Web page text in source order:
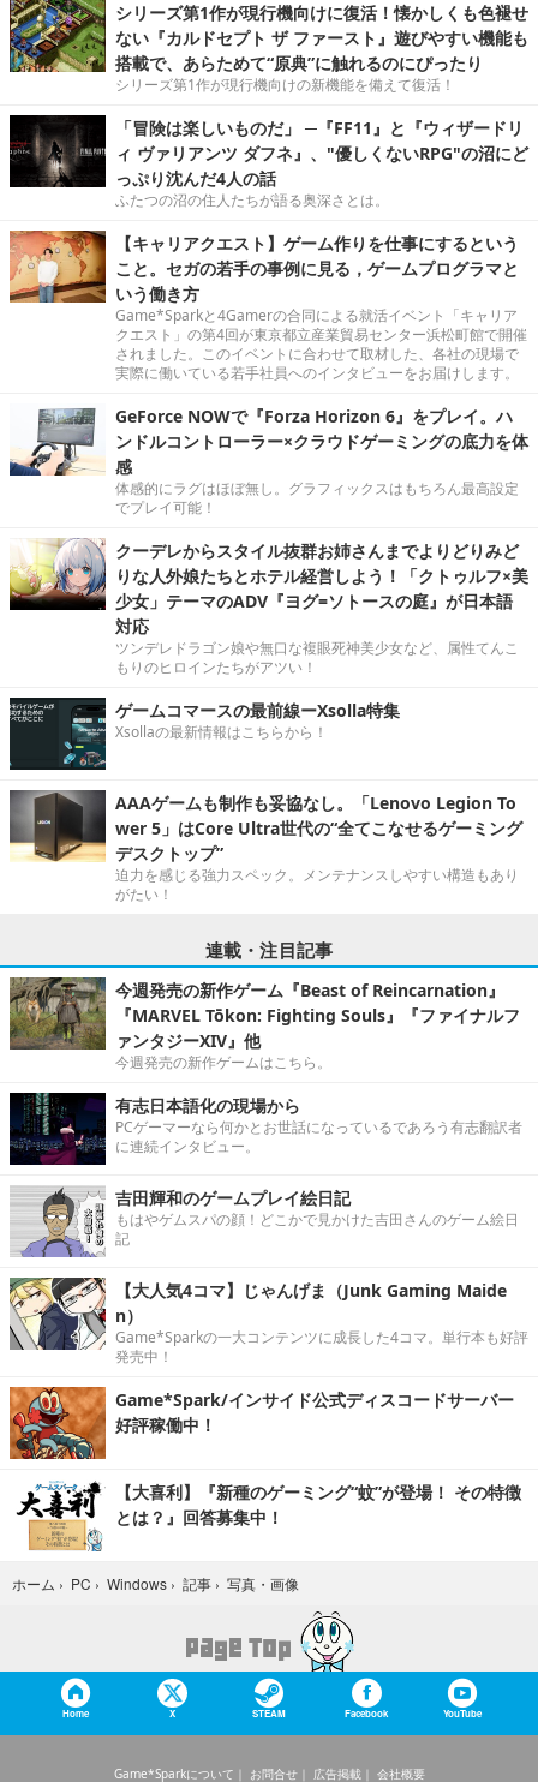
シリーズ第1作が現行機向けに復活！懐かしくも色褪せ
ない『カルドセプト ザ ファースト』遊びやすい機能も
搭載で、あらためて“原典”に触れるのにぴったり
シリーズ第1作が現行機向けの新機能を備えて復活！
「冒険は楽しいものだ」 ─『FF11』と『ウィザードリ
ィ ヴァリアンツ ダフネ』、"優しくないRPG"の沼にど
っぷり沈んだ4人の話
ふたつの沼の住人たちが語る奥深さとは。
【キャリアクエスト】ゲーム作りを仕事にするという
こと。セガの若手の事例に見る，ゲームプログラマと
いう働き方
Game*Sparkと4Gamerの合同による就活イベント「キャリア
クエスト」の第4回が東京都立産業貿易センター浜松町館で開催
されました。このイベントに合わせて取材した、各社の現場で
実際に働いている若手社員へのインタビューをお届けします。
GeForce NOWで『Forza Horizon 6』をプレイ。ハ
ンドルコントローラー×クラウドゲーミングの底力を体
感
体感的にラグはほぼ無し。グラフィックスはもちろん最高設定
でプレイ可能！
クーデレからスタイル抜群お姉さんまでよりどりみど
りな人外娘たちとホテル経営しよう！「クトゥルフ×美
少女」テーマのADV『ヨグ=ソトースの庭』が日本語
対応
ツンデレドラゴン娘や無口な複眼死神美少女など、属性てんこ
もりのヒロインたちがアツい！
ゲームコマースの最前線ーXsolla特集
Xsollaの最新情報はこちらから！
AAAゲームも制作も妥協なし。「Lenovo Legion To
wer 5」はCore Ultra世代の“全てこなせるゲーミング
デスクトップ”
迫力を感じる強力スペック。メンテナンスしやすい構造もあり
がたい！
連載・注目記事
今週発売の新作ゲーム『Beast of Reincarnation』
『MARVEL Tōkon: Fighting Souls』『ファイナルフ
ァンタジーXIV』他
今週発売の新作ゲームはこちら。
有志日本語化の現場から
PCゲーマーなら何かとお世話になっているであろう有志翻訳者
に連続インタビュー。
吉田輝和のゲームプレイ絵日記
もはやゲムスパの顔！どこかで見かけた吉田さんのゲーム絵日
記
【大人気4コマ】じゃんげま（Junk Gaming Maide
n）
Game*Sparkの一大コンテンツに成長した4コマ。単行本も好評
発売中！
Game*Spark/インサイド公式ディスコードサーバー
好評稼働中！
【大喜利】『新種のゲーミング“蚊”が登場！ その特徴
とは？』回答募集中！
ホーム › PC › Windows › 記事 › 写真・画像
Home X STEAM Facebook YouTube
Game*Sparkについて お問合せ 広告掲載 会社概要